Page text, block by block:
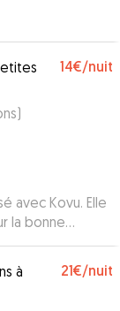
14€/nuit
)
avec Kovu. Elle
la bonne
hésiter. Manon
à
21€/nuit